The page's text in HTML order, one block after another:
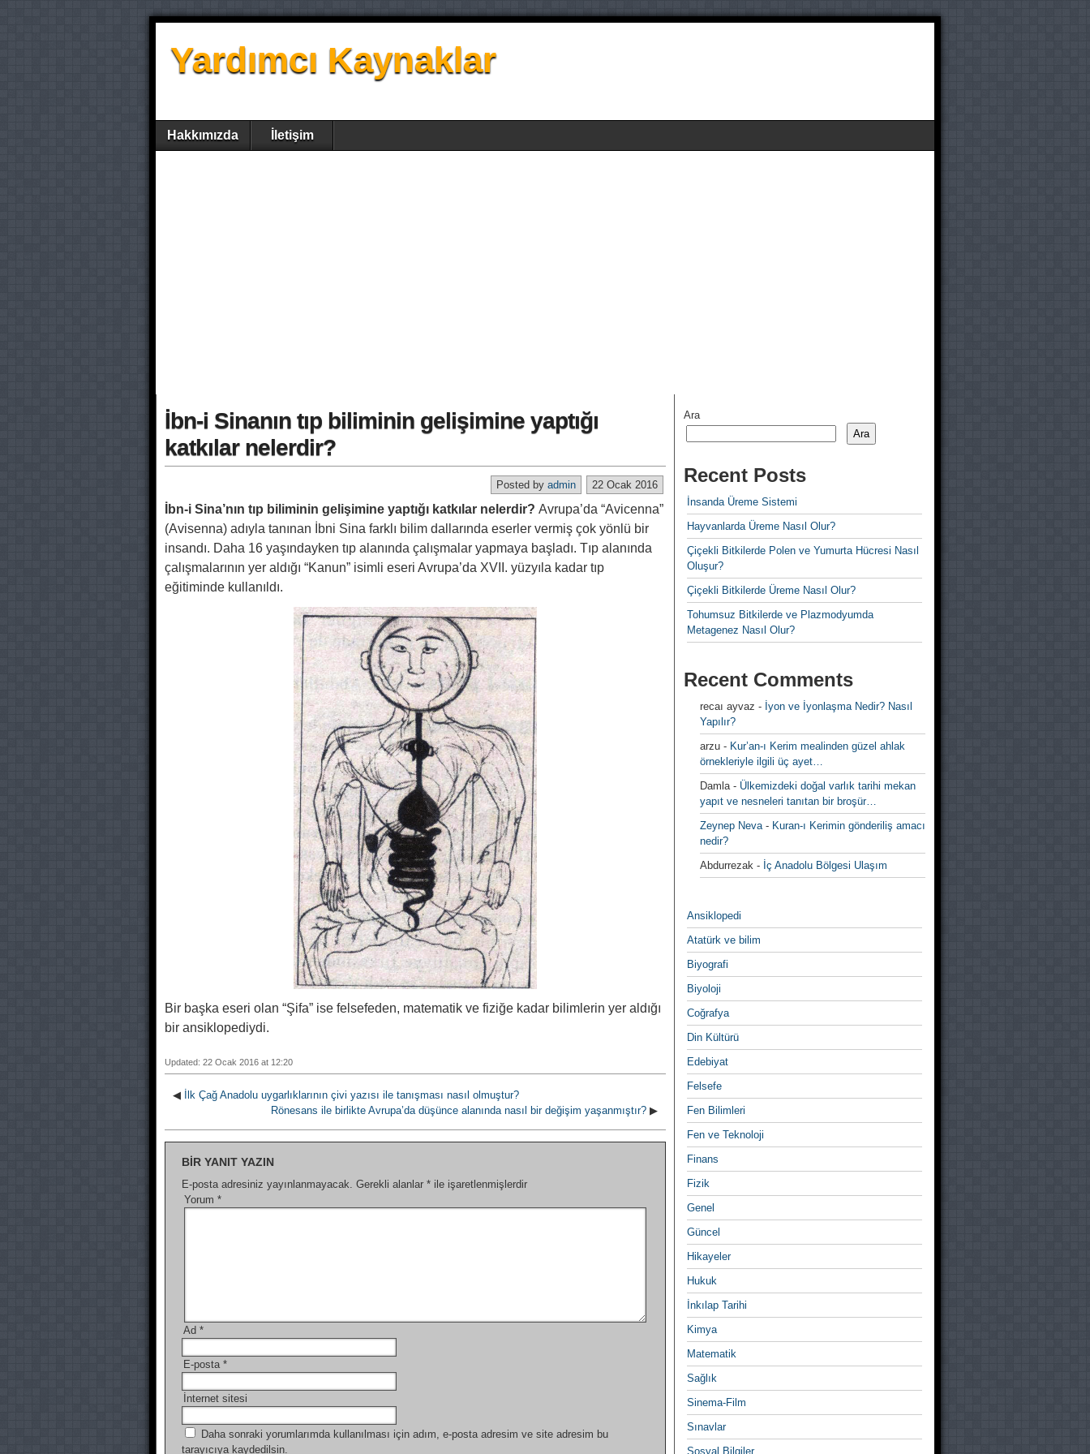
Yardımcı Kaynaklar
Hakkımızda İletişim
İbn-i Sinanın tıp biliminin gelişimine yaptığı
katkılar nelerdir?
22 Ocak 2016
Posted by admin
İbn-i Sina’nın tıp biliminin gelişimine yaptığı katkılar nelerdir? Avrupa’da “Avicenna”
(Avisenna) adıyla tanınan İbni Sina farklı bilim dallarında eserler vermiş çok yönlü bir
insandı. Daha 16 yaşındayken tıp alanında çalışmalar yapmaya başladı. Tıp alanında
çalışmalarının yer aldığı “Kanun” isimli eseri Avrupa’da XVII. yüzyıla kadar tıp
eğitiminde kullanıldı.
Bir başka eseri olan “Şifa” ise felsefeden, matematik ve fiziğe kadar bilimlerin yer aldığı
bir ansiklopediydi.
Updated: 22 Ocak 2016 at 12:20
◀
İlk Çağ Anadolu uygarlıklarının çivi yazısı ile tanışması nasıl olmuştur?
Rönesans ile birlikte Avrupa’da düşünce alanında nasıl bir değişim yaşanmıştır? ▶
BIR YANIT YAZIN
E-posta adresiniz yayınlanmayacak. Gerekli alanlar * ile işaretlenmişlerdir
Yorum *
Ad *
E-posta *
İnternet sitesi
Daha sonraki yorumlarımda kullanılması için adım, e-posta adresim ve site adresim bu
tarayıcıya kaydedilsin.
Ara
Ara
Recent Posts
İnsanda Üreme Sistemi
Hayvanlarda Üreme Nasıl Olur?
Çiçekli Bitkilerde Polen ve Yumurta Hücresi Nasıl
Oluşur?
Çiçekli Bitkilerde Üreme Nasıl Olur?
Tohumsuz Bitkilerde ve Plazmodyumda
Metagenez Nasıl Olur?
Recent Comments
recaı ayvaz - İyon ve İyonlaşma Nedir? Nasıl
Yapılır?
arzu - Kur’an-ı Kerim mealinden güzel ahlak
örnekleriyle ilgili üç ayet…
Damla- Ülkemizdeki doğal varlık tarihi mekan
yapıt ve nesneleri tanıtan bir broşür…
Zeynep Neva- Kuran-ı Kerimin gönderiliş amacı
nedir?
Abdurrezak - İç Anadolu Bölgesi Ulaşım
Ansiklopedi
Atatürk ve bilim
Biyografi
Biyoloji
Coğrafya
Din Kültürü
Edebiyat
Felsefe
Fen Bilimleri
Fen ve Teknoloji
Finans
Fizik
Genel
Güncel
Hikayeler
Hukuk
İnkılap Tarihi
Kimya
Matematik
Sağlık
Sinema-Film
Sınavlar
Sosyal Bilgiler